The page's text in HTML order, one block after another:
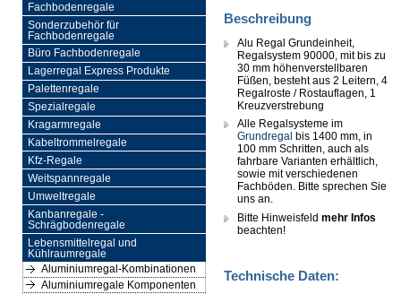
Fachbodenregale
Sonderzubehör für
Fachbodenregale
Büro Fachbodenregale
Lagerregal Express Produkte
Palettenregale
Spezialregale
Kragarmregale
Kabeltrommelregale
Kfz-Regale
Weitspannregale
Umweltregale
Kanbanregale -
Schrägbodenregale
Lebensmittelregal und
Kühlraumregale
Aluminiumregal-Kombinationen
Aluminiumregale Komponenten
Beschreibung
Alu Regal Grundeinheit,
Regalsystem 90000, mit bis zu
30 mm höhenverstellbaren
Füßen, besteht aus 2 Leitern, 4
Regalroste / Rostauflagen, 1
Kreuzverstrebung
Alle Regalsysteme im
Grundregal bis 1400 mm, in
100 mm Schritten, auch als
fahrbare Varianten erhältlich,
sowie mit verschiedenen
Fachböden. Bitte sprechen Sie
uns an.
Bitte Hinweisfeld mehr Infos
beachten!
Technische Daten: